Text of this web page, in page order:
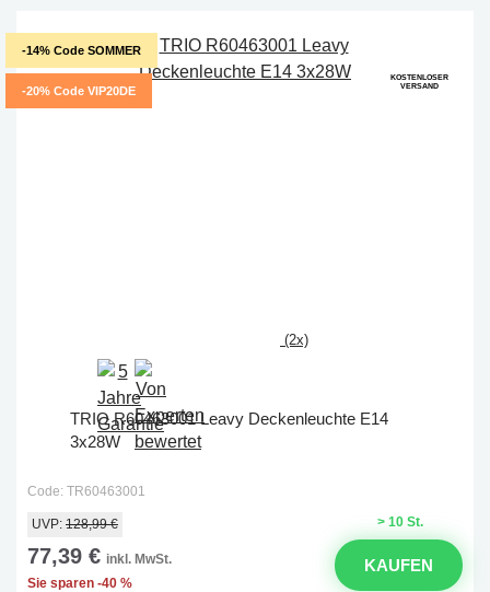
-14% Code SOMMER
-20% Code VIP20DE
KOSTENLOSER
VERSAND
(2x)
TRIO R60463001 Leavy Deckenleuchte E14
3x28W
Code: TR60463001
> 10 St.
UVP: 128,99 €
77,39 € inkl. MwSt.
Sie sparen -40 %
KAUFEN